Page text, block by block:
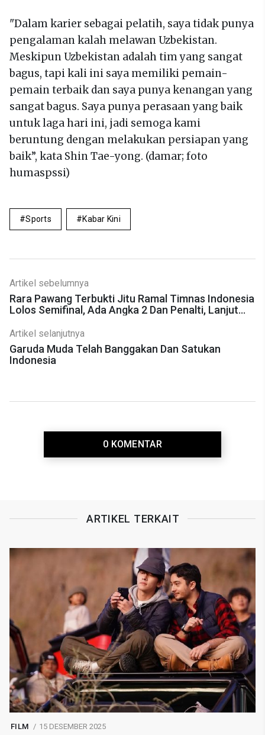
"Dalam karier sebagai pelatih, saya tidak punya
pengalaman kalah melawan Uzbekistan.
Meskipun Uzbekistan adalah tim yang sangat
bagus, tapi kali ini saya memiliki pemain-
pemain terbaik dan saya punya kenangan yang
sangat bagus. Saya punya perasaan yang baik
untuk laga hari ini, jadi semoga kami
beruntung dengan melakukan persiapan yang
baik”, kata Shin Tae-yong. (damar; foto
humaspssi)
Sports Kabar Kini
Artikel sebelumnya
Rara Pawang Terbukti Jitu Ramal Timnas Indonesia
Lolos Semifinal, Ada Angka 2 Dan Penalti, Lanjut
Artikel selanjutnya
Garuda Muda Telah Banggakan Dan Satukan
Indonesia
0 KOMENTAR
ARTIKEL TERKAIT
FILM 15 DESEMBER 2025